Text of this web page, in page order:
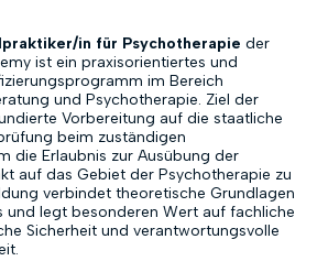
in für Psychotherapie der
ist ein praxisorientiertes und
im Bereich
und Psychotherapie. Ziel der
Vorbereitung auf die staatliche
beim zuständigen
die Erlaubnis zur Ausübung der
auf das Gebiet der Psychotherapie zu
verbindet theoretische Grundlagen
und legt besonderen Wert auf fachliche
Sicherheit und verantwortungsvolle